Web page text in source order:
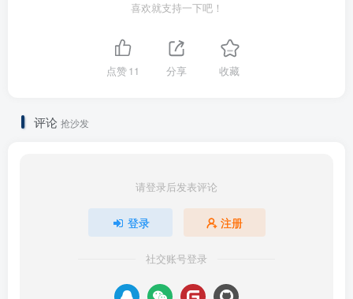
喜欢就支持一下吧！
点赞11 分享 收藏
评论 抢沙发
请登录后发表评论
登录 注册
社交账号登录